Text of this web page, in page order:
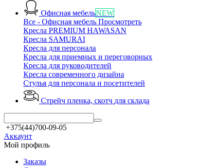
Офисная мебельNEW
Все - Офисная мебель Просмотреть
Кресла PREMIUM HAWASAN
Кресла SAMURAI
Кресла для персонала
Кресла для приемных и переговорных
Кресла для руководителей
Кресла современного дизайна
Стулья для персонала и посетителей
Стрейч пленка, скотч для склада
+375(44)700-09-05
Аккаунт
Мой профиль
Заказы